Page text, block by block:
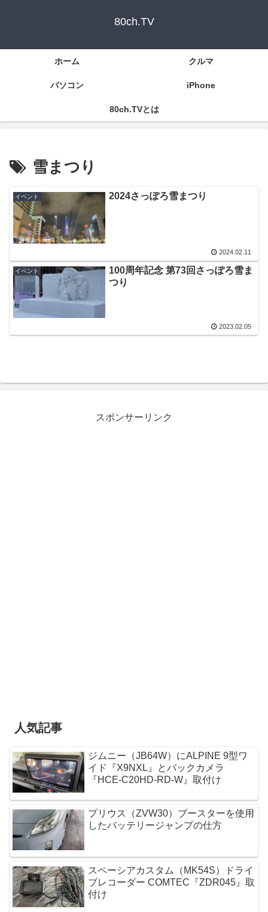
80ch.TV
ホーム クルマ
パソコン iPhone
80ch.TVとは
雪まつり
イベント 2024さっぽろ雪まつり
2024.02.11
イベント
100周年記念 第73回さっぽろ雪ま
つり
2023.02.05
スポンサーリンク
人気記事
ジムニー（JB64W）にALPINE 9型ワ
イド『X9NXL』とバックカメラ
『HCE-C20HD-RD-W』取付け
プリウス（ZVW30）ブースターを使用
したバッテリージャンプの仕方
スペーシアカスタム（MK54S）ドライ
ブレコーダー COMTEC『ZDR045』取
付け